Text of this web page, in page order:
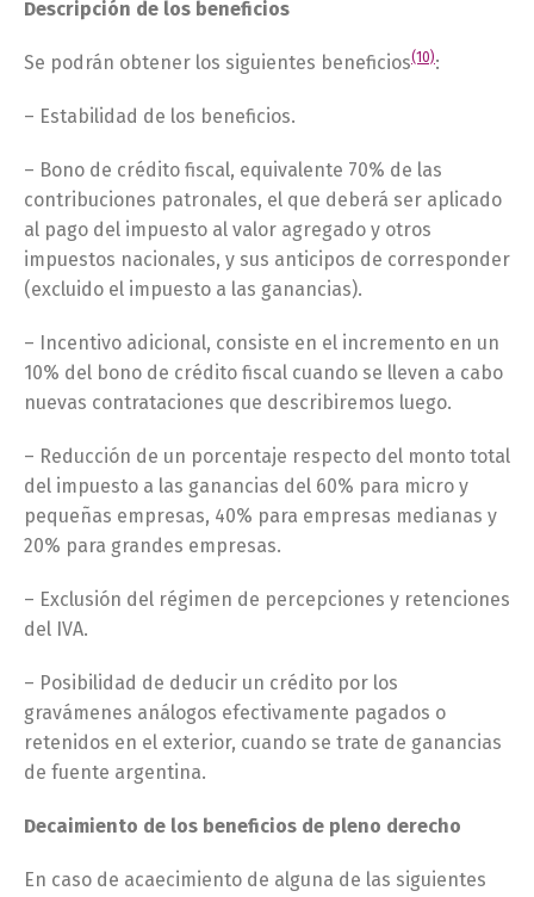
Descripción de los beneficios
Se podrán obtener los siguientes beneficios(10):
– Estabilidad de los beneficios.
– Bono de crédito fiscal, equivalente 70% de las
contribuciones patronales, el que deberá ser aplicado
al pago del impuesto al valor agregado y otros
impuestos nacionales, y sus anticipos de corresponder
(excluido el impuesto a las ganancias).
– Incentivo adicional, consiste en el incremento en un
10% del bono de crédito fiscal cuando se lleven a cabo
nuevas contrataciones que describiremos luego.
– Reducción de un porcentaje respecto del monto total
del impuesto a las ganancias del 60% para micro y
pequeñas empresas, 40% para empresas medianas y
20% para grandes empresas.
– Exclusión del régimen de percepciones y retenciones
del IVA.
– Posibilidad de deducir un crédito por los
gravámenes análogos efectivamente pagados o
retenidos en el exterior, cuando se trate de ganancias
de fuente argentina.
Decaimiento de los beneficios de pleno derecho
En caso de acaecimiento de alguna de las siguientes